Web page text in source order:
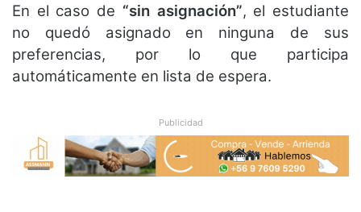
En el caso de “sin asignación”, el estudiante
no quedó asignado en ninguna de sus
preferencias, por lo que participa
automáticamente en lista de espera.
Publicidad